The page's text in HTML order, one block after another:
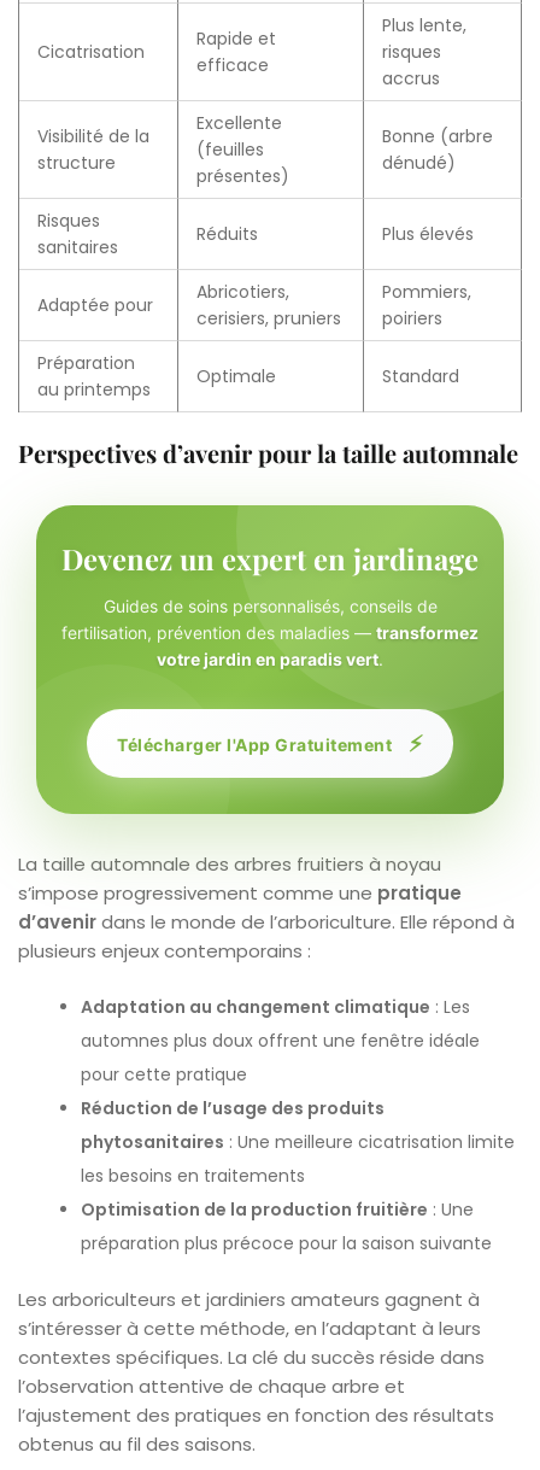
Cicatrisation
Rapide et
efficace
Plus lente,
risques
accrus
Visibilité de la
structure
Excellente
(feuilles
présentes)
Bonne (arbre
dénudé)
Risques
sanitaires
Réduits Plus élevés
Adaptée pour
Abricotiers,
cerisiers, pruniers
Pommiers,
poiriers
Préparation
au printemps
Optimale Standard
Perspectives d’avenir pour la taille automnale
Devenez un expert en jardinage
Guides de soins personnalisés, conseils de
fertilisation, prévention des maladies — transformez
votre jardin en paradis vert.
Télécharger l'App Gratuitement ⚡
La taille automnale des arbres fruitiers à noyau
s’impose progressivement comme une pratique
d’avenirdans le monde de l’arboriculture. Elle répond à
plusieurs enjeux contemporains :
Adaptation au changement climatique : Les
automnes plus doux offrent une fenêtre idéale
pour cette pratique
Réduction de l’usage des produits
phytosanitaires : Une meilleure cicatrisation limite
les besoins en traitements
Optimisation de la production fruitière : Une
préparation plus précoce pour la saison suivante
Les arboriculteurs et jardiniers amateurs gagnent à
s’intéresser à cette méthode, en l’adaptant à leurs
contextes spécifiques. La clé du succès réside dans
l’observation attentive de chaque arbre et
l’ajustement des pratiques en fonction des résultats
obtenus au fil des saisons.